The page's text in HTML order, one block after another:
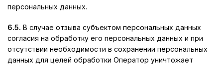
персональных данных.
6.5. В случае отзыва субъектом персональных данных
согласия на обработку его персональных данных и при
отсутствии необходимости в сохранении персональных
данных для целей обработки Оператор уничтожает